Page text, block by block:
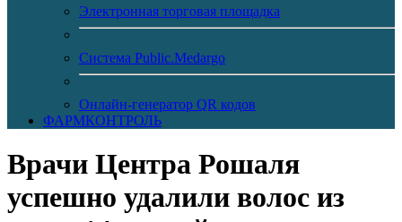
Электронная торговая площадка
Система Public.Medargo
Онлайн-генератор QR кодов
ФАРМКОНТРОЛЬ
Врачи Центра Рошаля
успешно удалили волос из